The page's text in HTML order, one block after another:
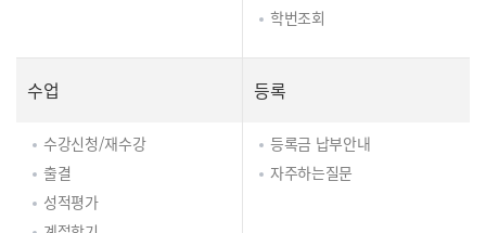
학번조회
수업
수강신청/재수강
출결
성적평가
등록
등록금 납부안내
자주하는질문